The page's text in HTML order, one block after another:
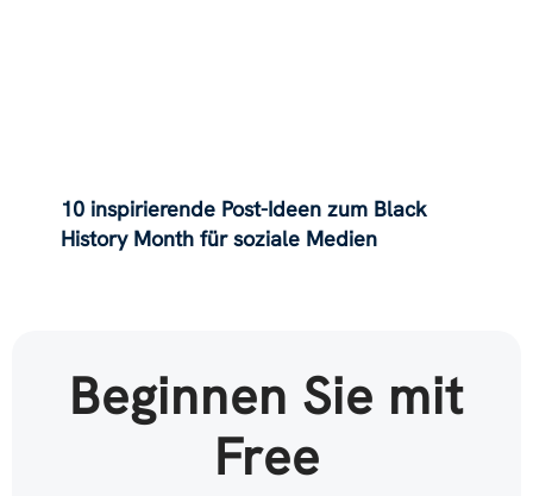
10 inspirierende Post-Ideen zum Black
History Month für soziale Medien
Beginnen Sie mit
Free